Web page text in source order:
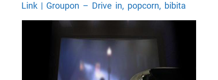
Link | Groupon – Drive in, popcorn, bibita